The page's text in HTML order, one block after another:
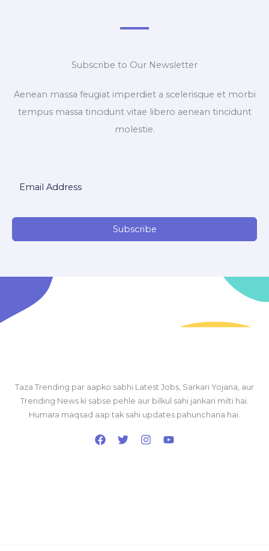
Subscribe to Our Newsletter
Aenean massa feugiat imperdiet a scelerisque et morbi
tempus massa tincidunt vitae libero aenean tincidunt
molestie.
Subscribe
Taza Trending par aapko sabhi Latest Jobs, Sarkari Yojana, aur
Trending News ki sabse pehle aur bilkul sahi jankari milti hai.
Humara maqsad aap tak sahi updates pahunchana hai.